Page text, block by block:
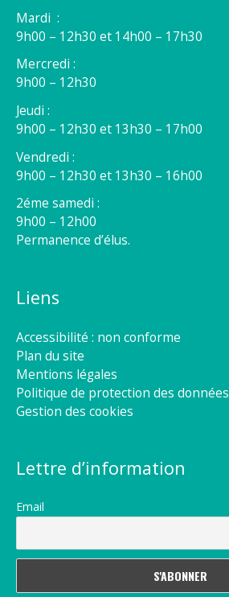
Mardi :
9h00 – 12h30 et 14h00 – 17h30
Mercredi :
9h00 – 12h30
Jeudi :
9h00 – 12h30 et 13h30 – 17h00
Vendredi :
9h00 – 12h30 et 13h30 – 16h00
2éme samedi :
9h00 – 12h00
Permanence d’élus.
Liens
Accessibilité : non conforme
Plan du site
Mentions légales
Politique de protection des données
Gestion des cookies
Lettre d’information
Email